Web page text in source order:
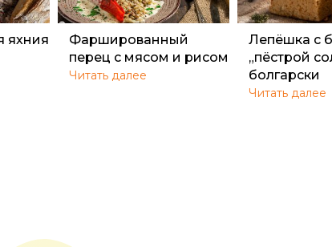
яхния
Фаршированный
перец с мясом и рисом
Читать далее
Лепёшка с
„пёстрой
болгарски
Читать далее